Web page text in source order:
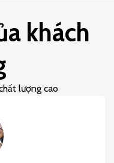
khách
lượng cao